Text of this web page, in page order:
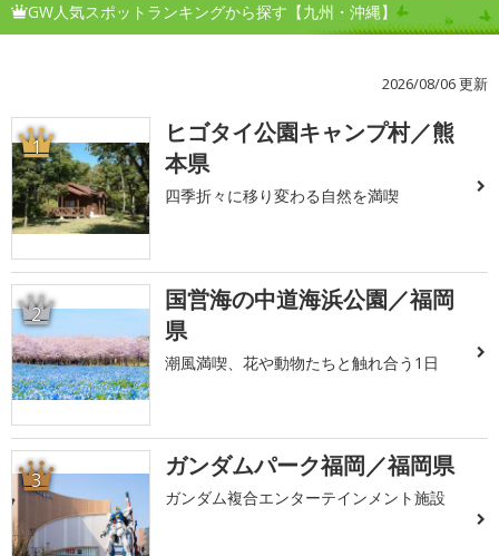
GW人気スポットランキングから探す【九州・沖縄】
2026/08/06 更新
1
ヒゴタイ公園キャンプ村／熊
本県
四季折々に移り変わる自然を満喫
2
国営海の中道海浜公園／福岡
県
潮風満喫、花や動物たちと触れ合う1日
3 ガンダムパーク福岡／福岡県
ガンダム複合エンターテインメント施設